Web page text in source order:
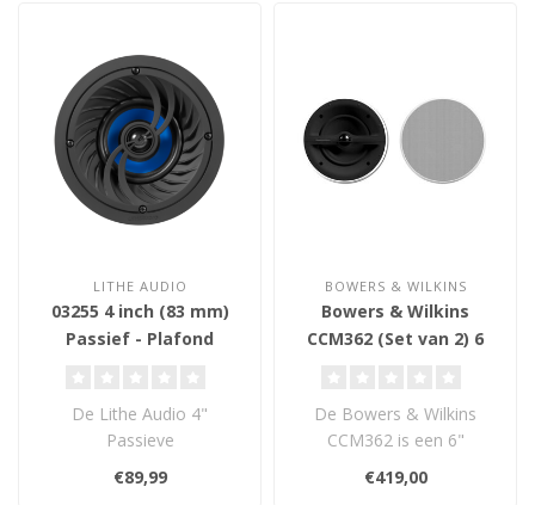
LITHE AUDIO
03255 4 inch (83 mm)
Passief - Plafond
De Lithe Audio 4"
Passieve
Plafondluidspreker levert
helder, krachtig geluid in ..
€89,99
BOWERS & WILKINS
Bowers & Wilkins
CCM362 (Set van 2) 6
De Bowers & Wilkins
CCM362 is een 6"
tweeweg
plafondluidspreker met
€419,00